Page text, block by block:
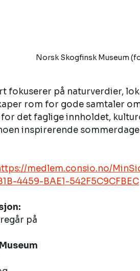
Norsk Skogfinsk Museum
fokuserer på naturverdier,
rom for gode samtaler
det faglige innholdet,
inspirerende
medlem.consio.no/
4459-BAE1-542F5C9CFBEC
på